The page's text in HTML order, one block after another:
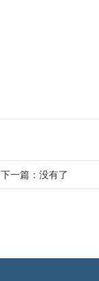
下一篇：没有了